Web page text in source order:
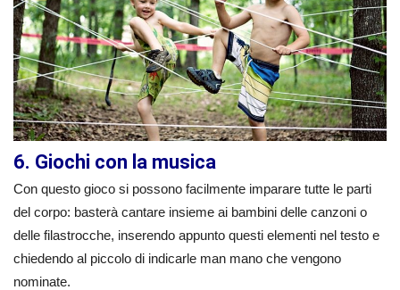
6. Giochi con la musica
Con questo gioco si possono facilmente imparare tutte le parti
del corpo: basterà cantare insieme ai bambini delle canzoni o
delle filastrocche, inserendo appunto questi elementi nel testo e
chiedendo al piccolo di indicarle man mano che vengono
nominate.